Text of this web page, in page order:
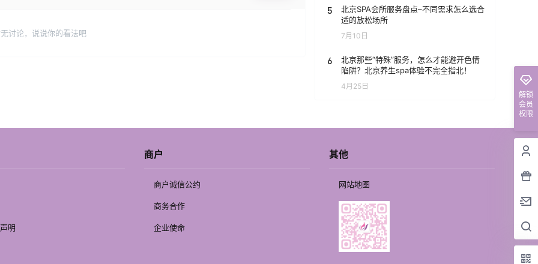
讨论，说说你的看法吧
5
北京SPA会所服务盘点–不同需求怎么选合
适的放松场所
7月10日
6
北京那些“特殊”服务，怎么才能避开色情
陷阱？北京养生spa体验不完全指北！
4月25日
解锁
会员
权限
明
商户
商户诚信公约
商务合作
企业使命
其他
网站地图